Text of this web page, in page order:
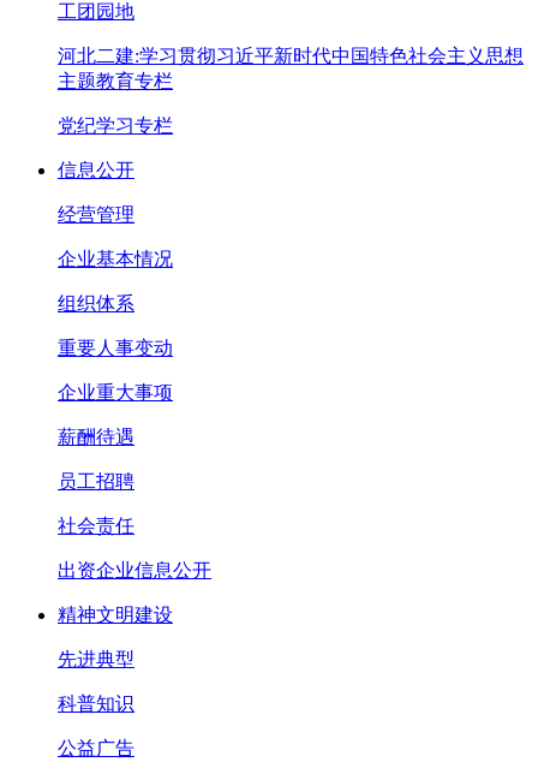
工团园地
河北二建:学习贯彻习近平新时代中国特色社会主义思想
主题教育专栏
党纪学习专栏
信息公开
经营管理
企业基本情况
组织体系
重要人事变动
企业重大事项
薪酬待遇
员工招聘
社会责任
出资企业信息公开
精神文明建设
先进典型
科普知识
公益广告